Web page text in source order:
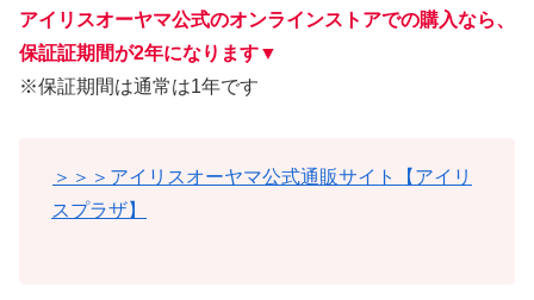
アイリスオーヤマ公式のオンラインストアでの購入なら、
保証証期間が2年になります▼
※保証期間は通常は1年です
＞＞＞アイリスオーヤマ公式通販サイト【アイリ
スプラザ】